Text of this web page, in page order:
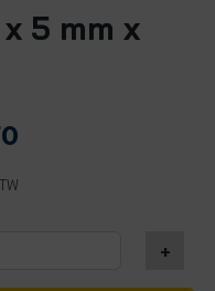
5 mm x
+